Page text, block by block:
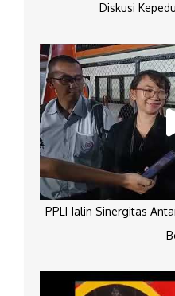
Diskusi
PPLI Jalin Sinergitas